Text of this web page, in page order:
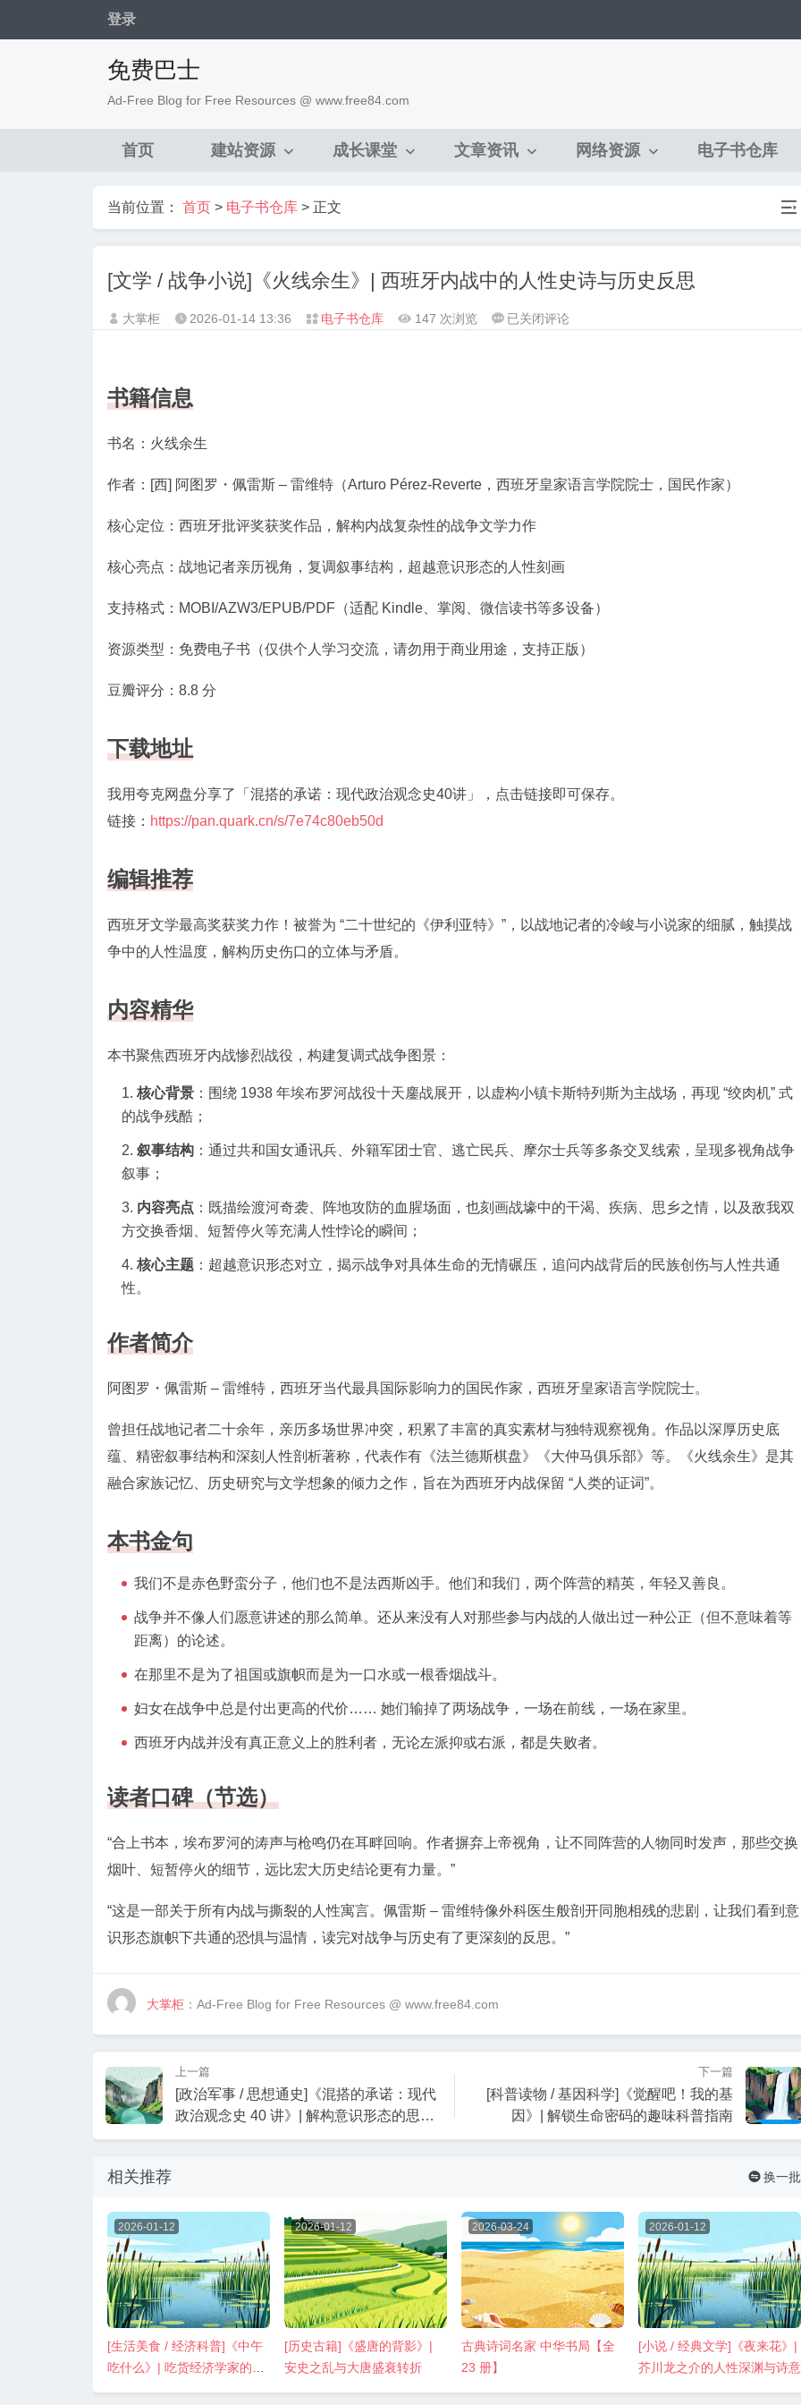
登录
免费巴士
Ad-Free Blog for Free Resources @ www.free84.com
首页 建站资源 成长课堂 文章资讯 网络资源 电子书仓库

当前位置： 首页 > 电子书仓库 > 正文
[文学 / 战争小说]《火线余生》| 西班牙内战中的人性史诗与历史反思
 大掌柜  2026-01-14 13:36  电子书仓库  147 次浏览  [文
线
生》|
班
内
与
已关闭评论
书籍信息
书名：火线余生
作者：[西] 阿图罗・佩雷斯 – 雷维特（Arturo Pérez-Reverte，西班牙皇家语言学院院士，国民作家）
核心定位：西班牙批评奖获奖作品，解构内战复杂性的战争文学力作
核心亮点：战地记者亲历视角，复调叙事结构，超越意识形态的人性刻画
支持格式：MOBI/AZW3/EPUB/PDF（适配 Kindle、掌阅、微信读书等多设备）
资源类型：免费电子书（仅供个人学习交流，请勿用于商业用途，支持正版）
豆瓣评分：8.8 分
下载地址
我用夸克网盘分享了「混搭的承诺：现代政治观念史40讲」，点击链接即可保存。
链接： https://pan.quark.cn/s/7e74c80eb50d
编辑推荐
西班牙文学最高奖获奖力作！被誉为 “二十世纪的《伊利亚特》”，以战地记者的冷峻与小说家的细腻，触摸战
争中的人性温度，解构历史伤口的立体与矛盾。
内容精华
本书聚焦西班牙内战惨烈战役，构建复调式战争图景：
核心背景 ：围绕 1938 年埃布罗河战役十天鏖战展开，以虚构小镇卡斯特列斯为主战场，再现 “绞肉机” 式
的战争残酷；
叙事结构 ：通过共和国女通讯兵、外籍军团士官、逃亡民兵、摩尔士兵等多条交叉线索，呈现多视角战争
叙事；
内容亮点 ：既描绘渡河奇袭、阵地攻防的血腥场面，也刻画战壕中的干渴、疾病、思乡之情，以及敌我双
方交换香烟、短暂停火等充满人性悖论的瞬间；
核心主题 ：超越意识形态对立，揭示战争对具体生命的无情碾压，追问内战背后的民族创伤与人性共通
性。
作者简介
阿图罗・佩雷斯 – 雷维特，西班牙当代最具国际影响力的国民作家，西班牙皇家语言学院院士。
曾担任战地记者二十余年，亲历多场世界冲突，积累了丰富的真实素材与独特观察视角。作品以深厚历史底
蕴、精密叙事结构和深刻人性剖析著称，代表作有《法兰德斯棋盘》《大仲马俱乐部》等。《火线余生》是其
融合家族记忆、历史研究与文学想象的倾力之作，旨在为西班牙内战保留 “人类的证词”。
本书金句
我们不是赤色野蛮分子，他们也不是法西斯凶手。他们和我们，两个阵营的精英，年轻又善良。
战争并不像人们愿意讲述的那么简单。还从来没有人对那些参与内战的人做出过一种公正（但不意味着等
距离）的论述。
在那里不是为了祖国或旗帜而是为一口水或一根香烟战斗。
妇女在战争中总是付出更高的代价…… 她们输掉了两场战争，一场在前线，一场在家里。
西班牙内战并没有真正意义上的胜利者，无论左派抑或右派，都是失败者。
读者口碑（节选）
“合上书本，埃布罗河的涛声与枪鸣仍在耳畔回响。作者摒弃上帝视角，让不同阵营的人物同时发声，那些交换
烟叶、短暂停火的细节，远比宏大历史结论更有力量。”
“这是一部关于所有内战与撕裂的人性寓言。佩雷斯 – 雷维特像外科医生般剖开同胞相残的悲剧，让我们看到意
识形态旗帜下共通的恐惧与温情，读完对战争与历史有了更深刻的反思。”
大掌柜 ：Ad-Free Blog for Free Resources @ www.free84.com
上一篇
[政治军事 / 思想通史]《混搭的承诺：现代
政治观念史 40 讲》| 解构意识形态的思想
图谱
下一篇
[科普读物 / 基因科学]《觉醒吧！我的基
因》| 解锁生命密码的趣味科普指南
相关推荐  换一批
2026-01-12
[生活美食 / 经济科普]《中午
吃什么》| 吃货经济学家的觅
2026-01-12
[历史古籍]《盛唐的背影》|
安史之乱与大唐盛衰转折
2026-03-24
古典诗词名家 中华书局【全
23 册】
2026-01-12
[小说 / 经典文学]《夜来花》|
芥川龙之介的人性深渊与诗意